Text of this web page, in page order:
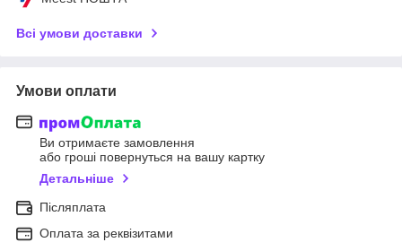
Всі умови доставки
Умови оплати
Ви отримаєте замовлення
або гроші повернуться на вашу картку
Детальніше
Післяплата
Оплата за реквізитами